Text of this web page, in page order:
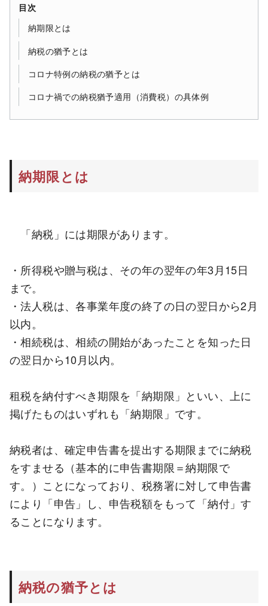
目次
納期限とは
納税の猶予とは
コロナ特例の納税の猶予とは
コロナ禍での納税猶予適用（消費税）の具体例
納期限とは
「納税」には期限があります。
・所得税や贈与税は、その年の翌年の年3月15日
まで。
・法人税は、各事業年度の終了の日の翌日から2月
以内。
・相続税は、相続の開始があったことを知った日
の翌日から10月以内。
租税を納付すべき期限を「納期限」といい、上に
掲げたものはいずれも「納期限」です。
納税者は、確定申告書を提出する期限までに納税
をすませる（基本的に申告書期限＝納期限で
す。）ことになっており、税務署に対して申告書
により「申告」し、申告税額をもって「納付」す
ることになります。
納税の猶予とは